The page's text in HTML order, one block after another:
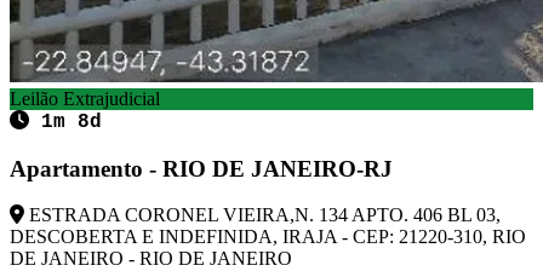
Leilão Extrajudicial
1m 8d
Apartamento - RIO DE JANEIRO-RJ
ESTRADA CORONEL VIEIRA,N. 134 APTO. 406 BL 03,
DESCOBERTA E INDEFINIDA, IRAJA - CEP: 21220-310, RIO
DE JANEIRO - RIO DE JANEIRO